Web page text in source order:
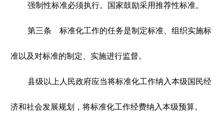
强制性标准必须执行。国家鼓励采用推荐性标准。
第三条 标准化工作的任务是制定标准、组织实施标
准以及对标准的制定、实施进行监督。
县级以上人民政府应当将标准化工作纳入本级国民经
济和社会发展规划，将标准化工作经费纳入本级预算。